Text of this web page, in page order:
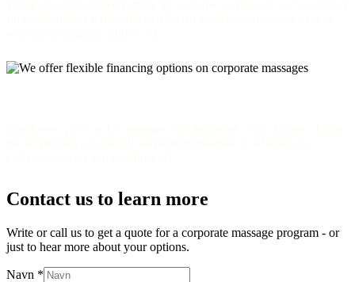
Contact us to learn more
Write or call us to get a quote for a corporate massage program - or
just to hear more about your options.
Navn *